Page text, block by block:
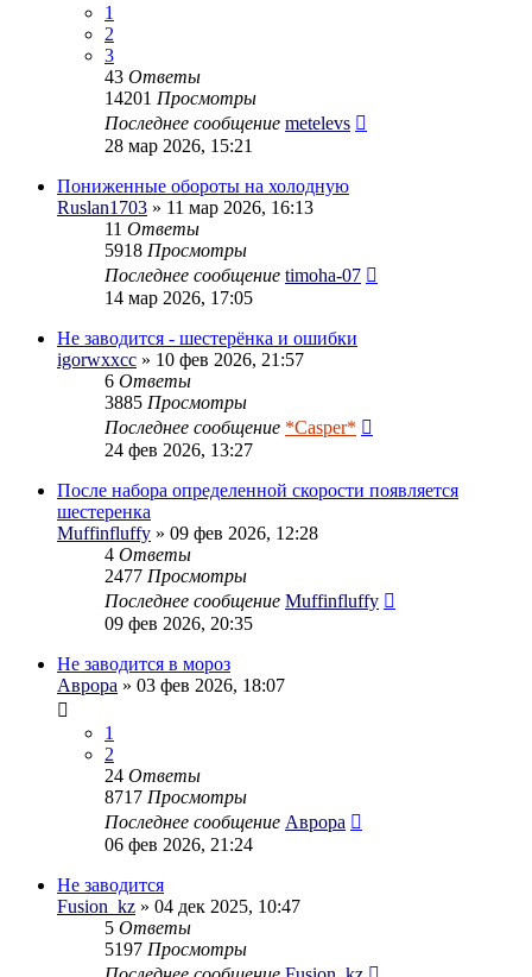
1
2
3
43 Ответы
14201 Просмотры
Последнее сообщение metelevs
28 мар 2026, 15:21
Пониженные обороты на холодную
Ruslan1703 » 11 мар 2026, 16:13
11 Ответы
5918 Просмотры
Последнее сообщение timoha-07
14 мар 2026, 17:05
Не заводится - шестерёнка и ошибки
igorwxxcc » 10 фев 2026, 21:57
6 Ответы
3885 Просмотры
Последнее сообщение *Casper*
24 фев 2026, 13:27
После набора определенной скорости появляется
шестеренка
Muffinfluffy » 09 фев 2026, 12:28
4 Ответы
2477 Просмотры
Последнее сообщение Muffinfluffy
09 фев 2026, 20:35
Не заводится в мороз
Аврора » 03 фев 2026, 18:07
1
2
24 Ответы
8717 Просмотры
Последнее сообщение Аврора
06 фев 2026, 21:24
Не заводится
Fusion_kz » 04 дек 2025, 10:47
5 Ответы
5197 Просмотры